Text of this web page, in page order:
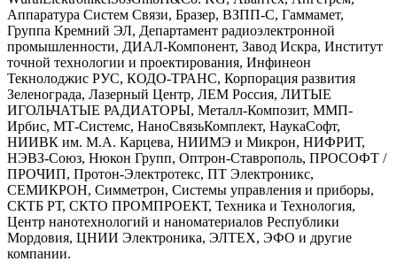
Аппаратура Систем Связи, Бразер, ВЗПП-С, Гаммамет,
Группа Кремний ЭЛ, Департамент радиоэлектронной
промышленности, ДИАЛ-Компонент, Завод Искра, Институт
точной технологии и проектирования, Инфинеон
Текнолоджис РУС, КОДО-ТРАНС, Корпорация развития
Зеленограда, Лазерный Центр, ЛЕМ Россия, ЛИТЫЕ
ИГОЛЬЧАТЫЕ РАДИАТОРЫ, Металл-Композит, ММП-
Ирбис, МТ-Системс, НаноСвязьКомплект, НаукаСофт,
НИИВК им. М.А. Карцева, НИИМЭ и Микрон, НИФРИТ,
НЭВЗ-Союз, Нюкон Групп, Оптрон-Ставрополь, ПРОСОФТ /
ПРОЧИП, Протон-Электротекс, ПТ Электроникс,
СЕМИКРОН, Симметрон, Системы управления и приборы,
СКТБ РТ, СКТО ПРОМПРОЕКТ, Техника и Технология,
Центр нанотехнологий и наноматериалов Республики
Мордовия, ЦНИИ Электроника, ЭЛТЕХ, ЭФО и другие
компании.